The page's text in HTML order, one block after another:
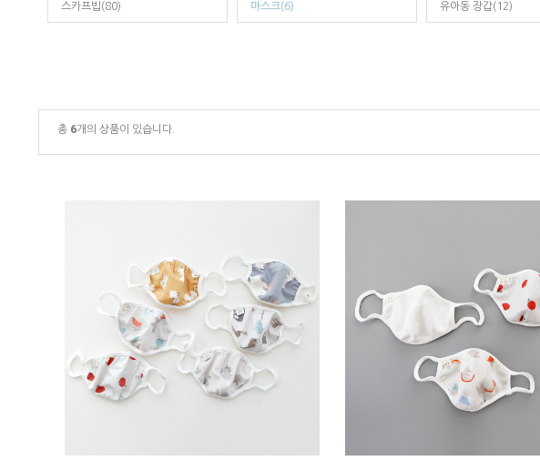
스카프빕(80) 마스크(6) 유아동 장갑(12)
총 6개의 상품이 있습니다.